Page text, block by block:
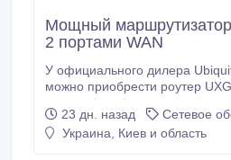
Мощный
2 портами WAN
У официального дилера
можно приобрести роутер
(10G SFP+ и 1 Гбит/с RJ45), 2 порта WAN (10G
SFP+ и 1 Гбит/с RJ45 с
23 дн. назад
Сетевое
Украина, Киев и область